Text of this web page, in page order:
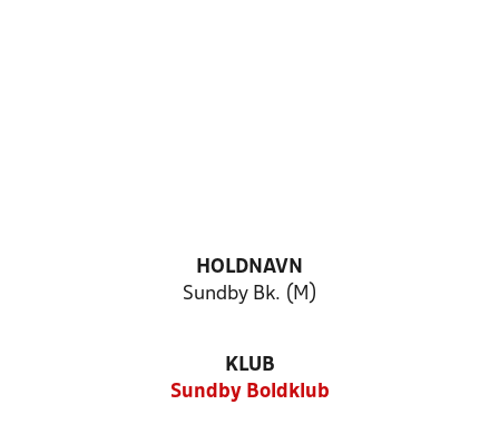
HOLDNAVN
Sundby Bk. (M)
KLUB
Sundby Boldklub